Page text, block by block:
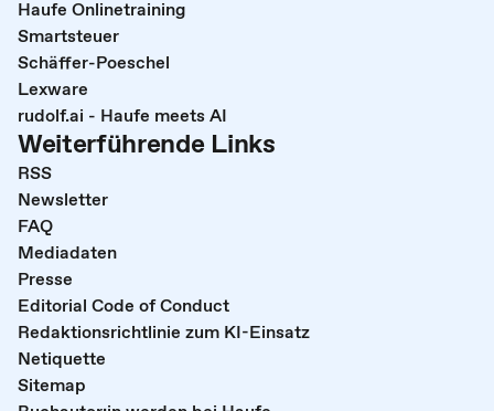
Haufe Onlinetraining
Smartsteuer
Schäffer-Poeschel
Lexware
rudolf.ai - Haufe meets AI
Weiterführende Links
RSS
Newsletter
FAQ
Mediadaten
Presse
Editorial Code of Conduct
Redaktionsrichtlinie zum KI-Einsatz
Netiquette
Sitemap